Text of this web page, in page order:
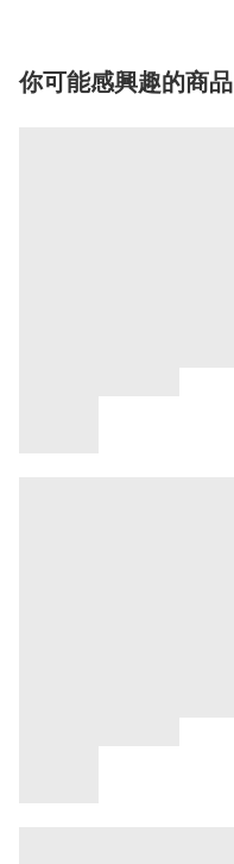
你可能感興趣的商品